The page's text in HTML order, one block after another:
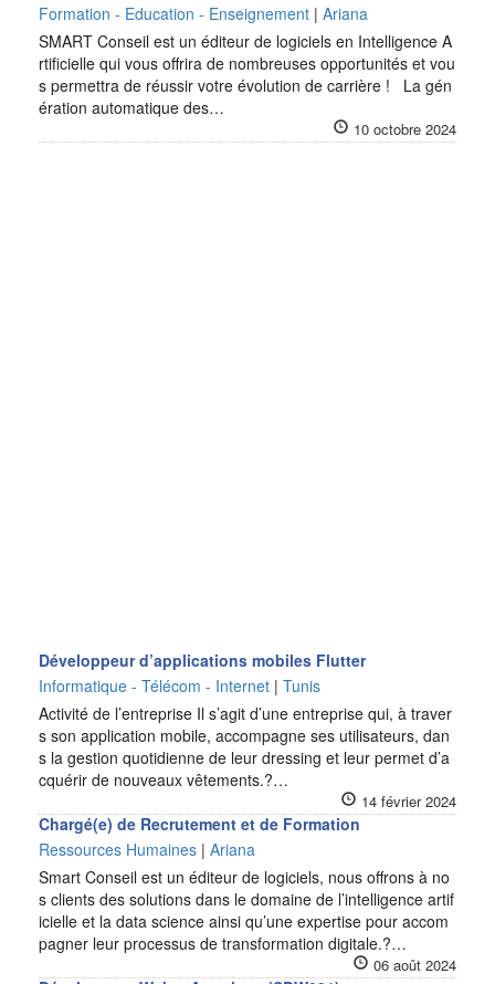
Formation - Education - Enseignement | Ariana
SMART Conseil est un éditeur de logiciels en Intelligence A
rtificielle qui vous offrira de nombreuses opportunités et vou
s permettra de réussir votre évolution de carrière ! La gén
ération automatique des…
10 octobre 2024
Développeur d’applications mobiles Flutter
Informatique - Télécom - Internet | Tunis
Activité de l’entreprise Il s’agit d’une entreprise qui, à traver
s son application mobile, accompagne ses utilisateurs, dan
s la gestion quotidienne de leur dressing et leur permet d’a
cquérir de nouveaux vêtements.?…
14 février 2024
Chargé(e) de Recrutement et de Formation
Ressources Humaines | Ariana
Smart Conseil est un éditeur de logiciels, nous offrons à no
s clients des solutions dans le domaine de l’intelligence artif
icielle et la data science ainsi qu’une expertise pour accom
pagner leur processus de transformation digitale.?…
06 août 2024